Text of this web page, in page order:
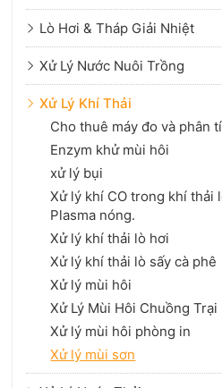
Lò Hơi & Tháp Giải Nhiệt
Xử Lý Nước Nuôi Trồng
Xử Lý Khí Thải
Cho thuê máy đo và phân
Enzym khử mùi hôi
xử lý bụi
Xử lý khí CO trong khí thải
Plasma nóng.
Xử lý khí thải lò hơi
Xử lý khí thải lò sấy cà phê
Xử lý mùi hôi
Xử Lý Mùi Hôi Chuồng Trại
Xử lý mùi hôi phòng in
Xử lý mùi sơn